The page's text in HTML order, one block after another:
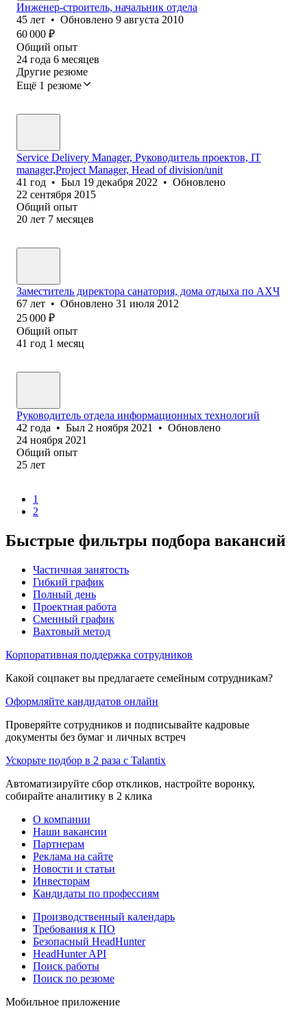
Инженер-строитель, начальник отдела
45 лет • Обновлено 9 августа 2010
60 000 ₽
Общий опыт
24 года 6 месяцев
Другие резюме
Ещё 1 резюме
Service Delivery Manager, Руководитель проектов, IT
manager,Project Manager, Head of division/unit
41 год • Был 19 декабря 2022 • Обновлено
22 сентября 2015
Общий опыт
20 лет 7 месяцев
Заместитель директора санатория, дома отдыха по АХЧ
67 лет • Обновлено 31 июля 2012
25 000 ₽
Общий опыт
41 год 1 месяц
Руководитель отдела информационных технологий
42 года • Был 2 ноября 2021 • Обновлено
24 ноября 2021
Общий опыт
25 лет
1
2
Быстрые фильтры подбора вакансий
Частичная занятость
Гибкий график
Полный день
Проектная работа
Сменный график
Вахтовый метод
Корпоративная поддержка сотрудников
Какой соцпакет вы предлагаете семейным сотрудникам?
Оформляйте кандидатов онлайн
Проверяйте сотрудников и подписывайте кадровые
документы без бумаг и личных встреч
Ускорьте подбор в 2 раза с Talantix
Автоматизируйте сбор откликов, настройте воронку,
собирайте аналитику в 2 клика
О компании
Наши вакансии
Партнерам
Реклама на сайте
Новости и статьи
Инвесторам
Кандидаты по профессиям
Производственный календарь
Требования к ПО
Безопасный HeadHunter
HeadHunter API
Поиск работы
Поиск по резюме
Мобильное приложение